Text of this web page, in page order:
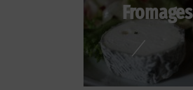
Fromages